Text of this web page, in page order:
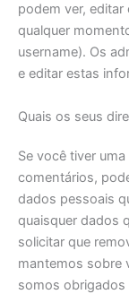
podem ver,
qualquer
username). Os
e editar estas
Quais os seus
Se você tiver
comentários,
dados pessoais
quaisquer dados
solicitar que
mantemos sobre
somos